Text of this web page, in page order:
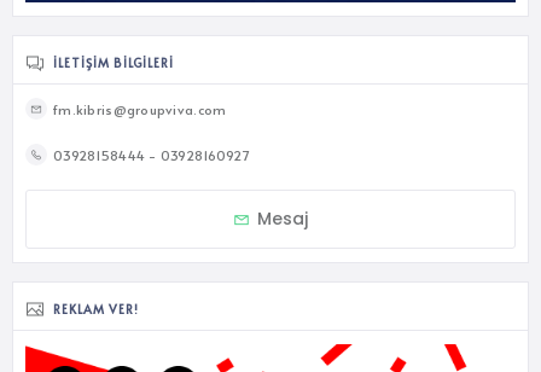
İLETIŞIM BILGILERI
fm.kibris@groupviva.com
03928158444 - 03928160927
Mesaj
REKLAM VER!